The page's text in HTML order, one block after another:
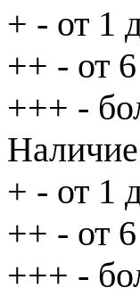
+ - от 1
++ - от
+++ -
+ - от 1
++ - от
+++ -